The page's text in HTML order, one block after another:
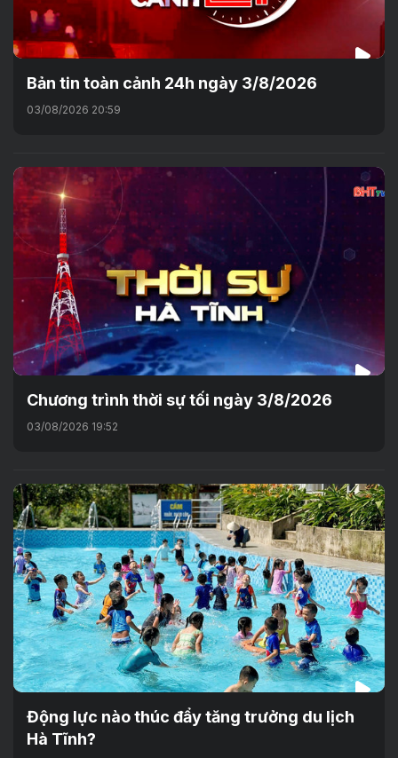
Bản tin toàn cảnh 24h ngày 3/8/2026
03/08/2026 20:59
Chương trình thời sự tối ngày 3/8/2026
03/08/2026 19:52
Động lực nào thúc đẩy tăng trưởng du lịch
Hà Tĩnh?